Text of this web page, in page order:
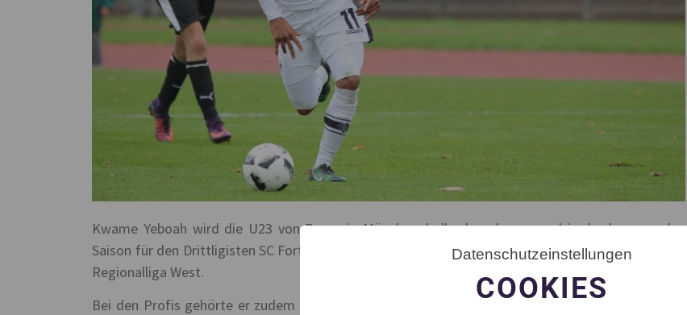
Kwame Yeboah wird die U23 von Borussia Mönchengladbach verlassen und in der kommenden
Saison für den Drittligisten SC Fortuna Köln auflaufen. Für die U23 bestritt Yeboah 53 Spiele in der
Regionalliga West.
Bei den Profis gehörte er zudem zweimal auf Aufgebot im 18 er Kader. Zu einem Einsatz in der
Datenschutzeinstellungen
COOKIES